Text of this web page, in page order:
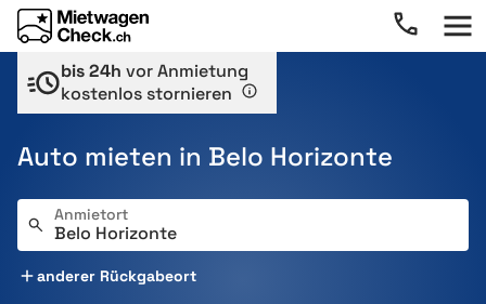
bis 24h vor Anmietung
kostenlos stornieren
Auto mieten in Belo Horizonte
Anmietort
anderer Rückgabeort